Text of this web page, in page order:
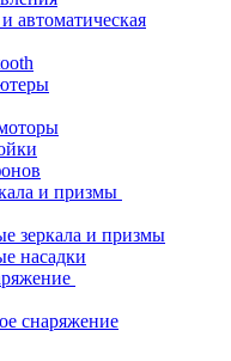
автоматическая
и призмы
зеркала и призмы
насадки
снаряжение